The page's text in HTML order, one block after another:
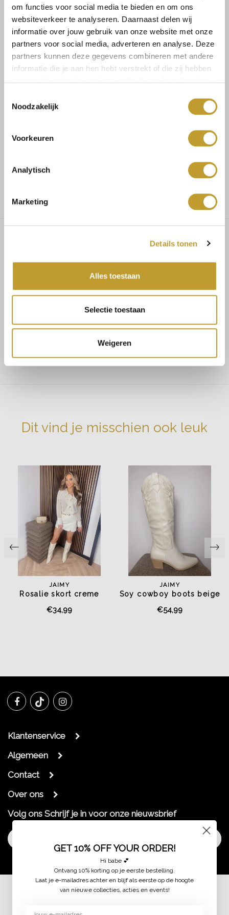
om functies voor social media te bieden en om ons
websiteverkeer te analyseren. Daarnaast delen wij
informatie over jouw gebruik van onze website met onze
partners voor social media, adverteren en analyse. Deze
partners kunnen deze gegevens combineren met andere
informatie die je aan hen hebt verstrekt of die zij hebben
Noodzakelijk
Voorkeuren
Analytisch
Marketing
Details tonen
Alles toestaan
Selectie toestaan
Weigeren
Size guide Verzenden & retourneren
Voor 17.30u besteld, dezelfde dag verzonden
Maat advies:
Maat 34/36 en een kleine maat 38 bestel maat S/M
Maat 38/40 en een kleine maat 42 bestel maat M/L
Dit vind je misschien ook leuk
JAIMY
Rosalie skort creme
€34,99
JAIMY
Soy cowboy boots beige
€54,99
Klantenservice
Algemeen
Contact
Over ons
Volg ons Schrijf je in voor onze nieuwsbrief
GET 10% OFF YOUR ORDER!
Hi babe 💕
Ontvang 10% korting op je eerste bestelling.
Laat je e-mailadres achter en blijf als eerste op de hoogte
van nieuwe collecties, acties en events!